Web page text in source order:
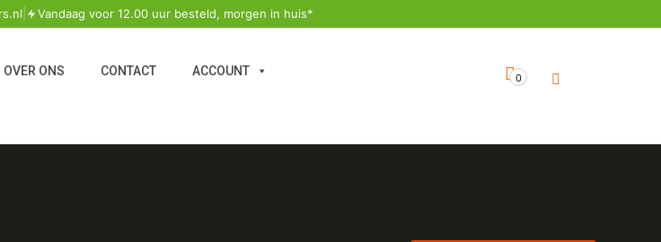
Vandaag voor 12.00 uur besteld, morgen in huis*
OVER ONS CONTACT ACCOUNT 0